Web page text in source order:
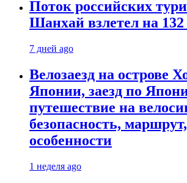
Поток российских
Шанхай взлетел на 132
7 дней ago
Велозаезд на острове
Японии, заезд по
путешествие на
безопасность, маршрут,
особенности
1 неделя ago